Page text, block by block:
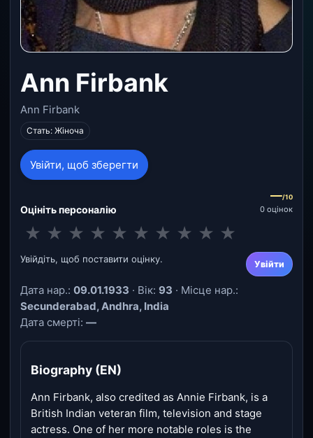
Ann Firbank
Ann Firbank
Стать: Жіноча
Увійти, щоб зберегти
Оцініть персоналію
—/10
0 оцінок
★ ★ ★ ★ ★ ★ ★ ★ ★ ★
Увійдіть, щоб поставити оцінку. Увійти
Дата нар.: 09.01.1933 · Вік: 93 · Місце нар.:
Secunderabad, Andhra, India
Дата смерті: —
Biography (EN)
Ann Firbank, also credited as Annie Firbank, is a
British Indian veteran film, television and stage
actress. One of her more notable roles is the